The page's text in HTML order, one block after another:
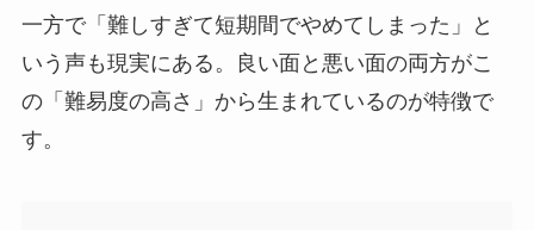
一方で「難しすぎて短期間でやめてしまった」と
いう声も現実にある。良い面と悪い面の両方がこ
の「難易度の高さ」から生まれているのが特徴で
す。